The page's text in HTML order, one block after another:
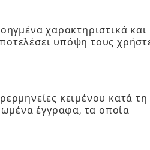
χαρακτηριστικά και
υπόψη τους
κειμένου κατά τη
έγγραφα, τα οποία